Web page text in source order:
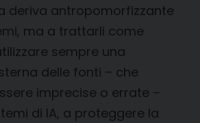
deriva antropomorfizzante
ma a trattarli come
sempre una
delle fonti – che
imprecise o errate –
di IA, a proteggere la